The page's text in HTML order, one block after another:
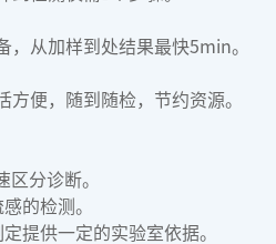
，从加样到处结果最快5min。
方便，随到随检，节约资源。
区分诊断。
的检测。
提供一定的实验室依据。